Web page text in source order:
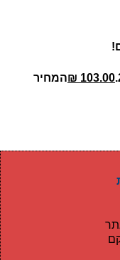
₪ 103.00
המחיר